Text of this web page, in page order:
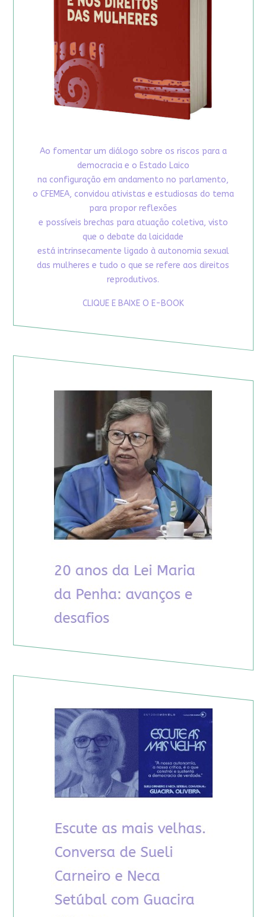
Ao fomentar um diálogo sobre os riscos para a
democracia e o Estado Laico
na configuração em andamento no parlamento,
o CFEMEA, convidou ativistas e estudiosas do tema
para propor reflexões
e possíveis brechas para atuação coletiva, visto
que o debate da laicidade
está intrinsecamente ligado à autonomia sexual
das mulheres e tudo o que se refere aos direitos
reprodutivos.
CLIQUE E BAIXE O E-BOOK